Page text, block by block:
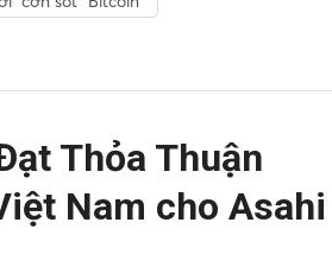
Thỏa Thuận
Nam cho Asahi